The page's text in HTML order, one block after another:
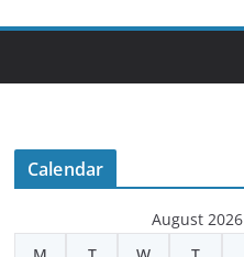
Calendar
August 2026